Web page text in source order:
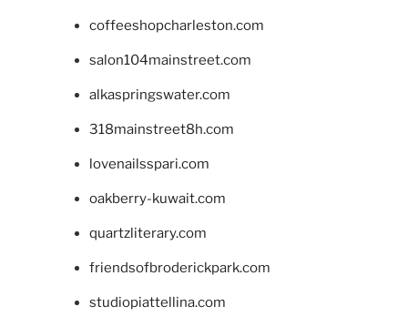
coffeeshopcharleston.com
salon104mainstreet.com
alkaspringswater.com
318mainstreet8h.com
lovenailsspari.com
oakberry-kuwait.com
quartzliterary.com
friendsofbroderickpark.com
studiopiattellina.com